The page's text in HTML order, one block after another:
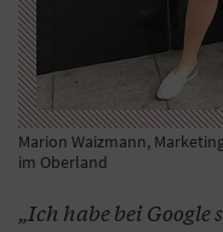
Marion Waizmann,
im Oberland
„Ich habe bei